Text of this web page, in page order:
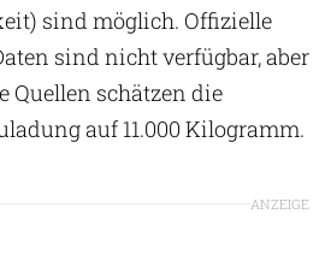
sind möglich. Offizielle
sind nicht verfügbar, aber
Quellen schätzen die
auf 11.000 Kilogramm.
ANZEIGE